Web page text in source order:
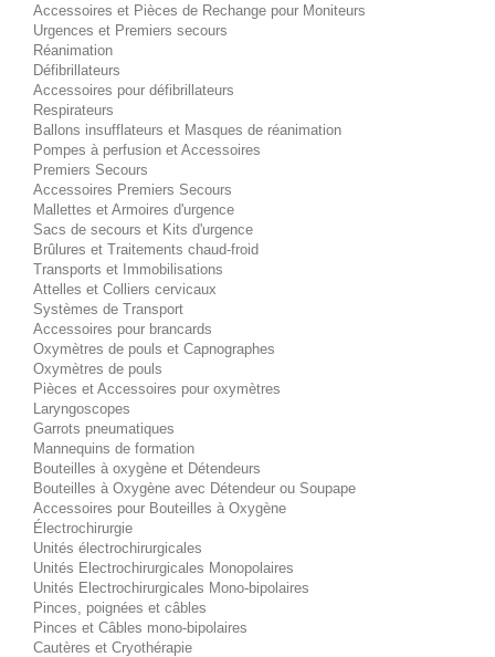
Accessoires et Pièces de Rechange pour Moniteurs
Urgences et Premiers secours
Réanimation
Défibrillateurs
Accessoires pour défibrillateurs
Respirateurs
Ballons insufflateurs et Masques de réanimation
Pompes à perfusion et Accessoires
Premiers Secours
Accessoires Premiers Secours
Mallettes et Armoires d'urgence
Sacs de secours et Kits d'urgence
Brûlures et Traitements chaud-froid
Transports et Immobilisations
Attelles et Colliers cervicaux
Systèmes de Transport
Accessoires pour brancards
Oxymètres de pouls et Capnographes
Oxymètres de pouls
Pièces et Accessoires pour oxymètres
Laryngoscopes
Garrots pneumatiques
Mannequins de formation
Bouteilles à oxygène et Détendeurs
Bouteilles à Oxygène avec Détendeur ou Soupape
Accessoires pour Bouteilles à Oxygène
Électrochirurgie
Unités électrochirurgicales
Unités Electrochirurgicales Monopolaires
Unités Electrochirurgicales Mono-bipolaires
Pinces, poignées et câbles
Pinces et Câbles mono-bipolaires
Cautères et Cryothérapie